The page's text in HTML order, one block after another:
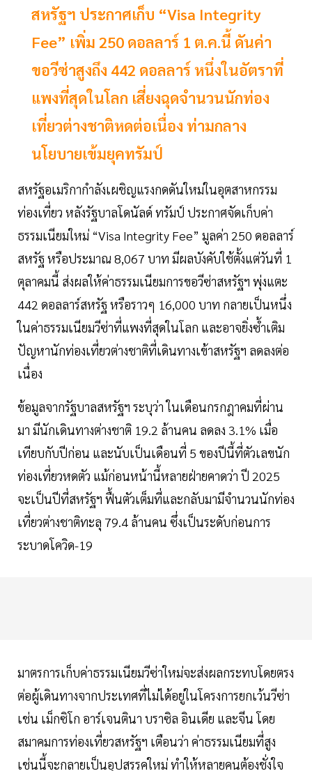
สหรัฐฯ ประกาศเก็บ “Visa Integrity
Fee” เพิ่ม 250 ดอลลาร์ 1 ต.ค.นี้ ดันค่า
ขอวีซ่าสูงถึง 442 ดอลลาร์ หนึ่งในอัตราที่
แพงที่สุดในโลก เสี่ยงฉุดจำนวนนักท่อง
เที่ยวต่างชาติหดต่อเนื่อง ท่ามกลาง
นโยบายเข้มยุคทรัมป์
สหรัฐอเมริกากำลังเผชิญแรงกดดันใหม่ในอุตสาหกรรม
ท่องเที่ยว หลังรัฐบาลโดนัลด์ ทรัมป์ ประกาศจัดเก็บค่า
ธรรมเนียมใหม่ “Visa Integrity Fee” มูลค่า 250 ดอลลาร์
สหรัฐ หรือประมาณ 8,067 บาท มีผลบังคับใช้ตั้งแต่วันที่ 1
ตุลาคมนี้ ส่งผลให้ค่าธรรมเนียมการขอวีซ่าสหรัฐฯ พุ่งแตะ
442 ดอลลาร์สหรัฐ หรือราวๆ 16,000 บาท กลายเป็นหนึ่ง
ในค่าธรรมเนียมวีซ่าที่แพงที่สุดในโลก และอาจยิ่งซ้ำเติม
ปัญหานักท่องเที่ยวต่างชาติที่เดินทางเข้าสหรัฐฯ ลดลงต่อ
เนื่อง
ข้อมูลจากรัฐบาลสหรัฐฯ ระบุว่า ในเดือนกรกฎาคมที่ผ่าน
มา มีนักเดินทางต่างชาติ 19.2 ล้านคน ลดลง 3.1% เมื่อ
เทียบกับปีก่อน และนับเป็นเดือนที่ 5 ของปีนี้ที่ตัวเลขนัก
ท่องเที่ยวหดตัว แม้ก่อนหน้านี้หลายฝ่ายคาดว่า ปี 2025
จะเป็นปีที่สหรัฐฯ ฟื้นตัวเต็มที่และกลับมามีจำนวนนักท่อง
เที่ยวต่างชาติทะลุ 79.4 ล้านคน ซึ่งเป็นระดับก่อนการ
ระบาดโควิด-19
มาตรการเก็บค่าธรรมเนียมวีซ่าใหม่จะส่งผลกระทบโดยตรง
ต่อผู้เดินทางจากประเทศที่ไม่ได้อยู่ในโครงการยกเว้นวีซ่า
เช่น เม็กซิโก อาร์เจนตินา บราซิล อินเดีย และจีน โดย
สมาคมการท่องเที่ยวสหรัฐฯ เตือนว่า ค่าธรรมเนียมที่สูง
เช่นนี้จะกลายเป็นอุปสรรคใหม่ ทำให้หลายคนต้องชั่งใจ